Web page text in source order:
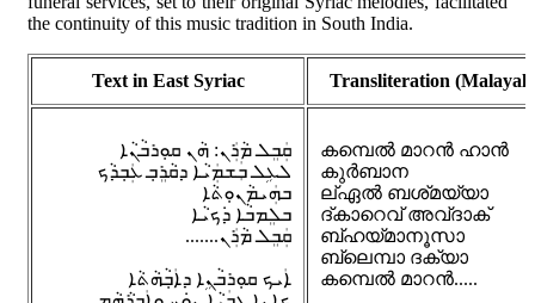
the continuity of this music tradition in South India.
Text in East Syriac Transliteration
ܩܲܒܸܠ ܡܵܪܲܢ: ܗܵܢ ܩܘ݂ܪܒܵܢܵܐ
ܠܥܹܠ ܒܲܫܡܲܝܵܐ ܕܩܵܪܸܒ݂ ܥܲܒ݂ܕܵܟ
ܒܗܲܝܡܵܢܘܼܬܵܐ
ܒܠܸܡܒܵܐ ܕܿܟܝܵܐ
.......ܩܲܒܸܠ ܡܵܪܲܢ
ܐܲܝܟ ܩܘܼܪܒܵܢܹܐ ܕܐܲܒ݂ܵܗܵܬܵܐ
കമ്പെൽ മാറൻ ഹാൻ
കുർബാന
ല്ഏൽ ബശ്‌മയ്യാ
ദ്‌കാറെവ് അവ്‌ദാക്
ബ്‌ഹയ്മാനൂസാ
ബ്‌ലെമ്പാ ദക്‌യാ
കമ്പെൽ മാറൻ.....